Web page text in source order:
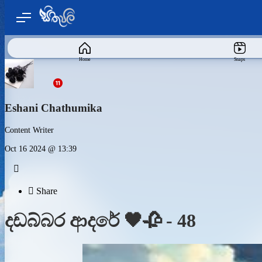
Home Snaps
Eshani Chathumika
Content Writer
Oct 16 2024 @ 13:39

 Share
දඩබ්බර ආදරේ 🖤🥀 - 48